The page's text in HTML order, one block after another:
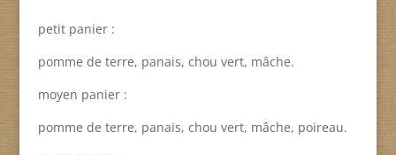
petit panier :
pomme de terre, panais, chou vert, mâche.
moyen panier :
pomme de terre, panais, chou vert, mâche, poireau.